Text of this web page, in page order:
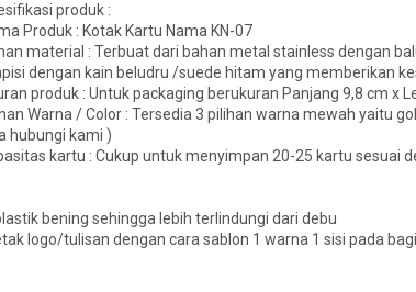
produk :
Produk : Kotak Kartu Nama KN-07
material : Terbuat dari bahan metal stainless dengan
dengan kain beludru /suede hitam yang memberikan
produk : Untuk packaging berukuran Panjang 9,8 cm x
Warna / Color : Tersedia 3 pilihan warna mewah yaitu
hubungi kami )
kartu : Cukup untuk menyimpan 20-25 kartu sesuai
bening sehingga lebih terlindungi dari debu
logo/tulisan dengan cara sablon 1 warna 1 sisi pada